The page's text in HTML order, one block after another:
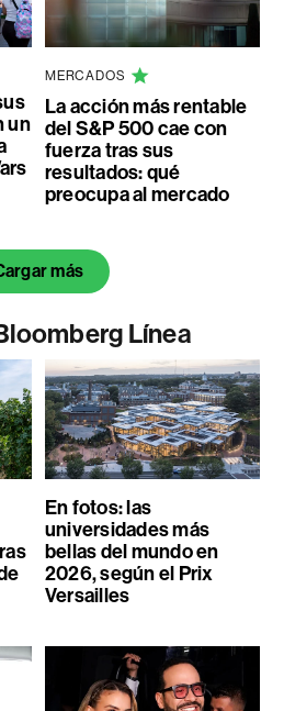
un
MERCADOS
La acción más rentable
del S&P 500 cae con
fuerza tras sus
resultados: qué
preocupa al mercado
más
Línea
En fotos: las
universidades más
bellas del mundo en
2026, según el Prix
Versailles